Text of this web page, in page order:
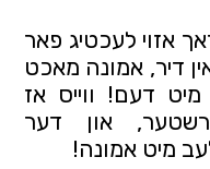
אזוי לעכטיג פאר
דיר, אמונה מאכט
דעם! ווייס אז
און דער
מיט אמונה!